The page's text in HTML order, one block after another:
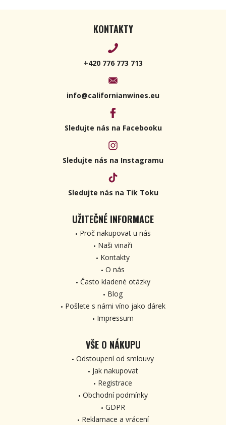
KONTAKTY
+420 776 773 713
info@californianwines.eu
Sledujte nás na Facebooku
Sledujte nás na Instagramu
Sledujte nás na Tik Toku
UŽITEČNÉ INFORMACE
Proč nakupovat u nás
Naši vinaři
Kontakty
O nás
Často kladené otázky
Blog
Pošlete s námi víno jako dárek
Impressum
VŠE O NÁKUPU
Odstoupení od smlouvy
Jak nakupovat
Registrace
Obchodní podmínky
GDPR
Reklamace a vrácení